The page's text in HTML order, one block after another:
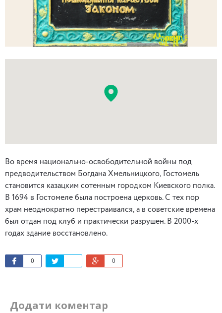
Во время национально-освободительной войны под
предводительством Богдана Хмельницкого, Гостомель
становится казацким сотенным городком Киевского полка.
В 1694 в Гостомеле была построена церковь. С тех пор
храм неоднократно перестраивался, а в советские времена
был отдан под клуб и практически разрушен. В 2000-х
годах здание восстановлено.
0 0
Додати коментар